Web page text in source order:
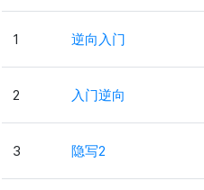
1 逆向入门
2 入门逆向
3 隐写2